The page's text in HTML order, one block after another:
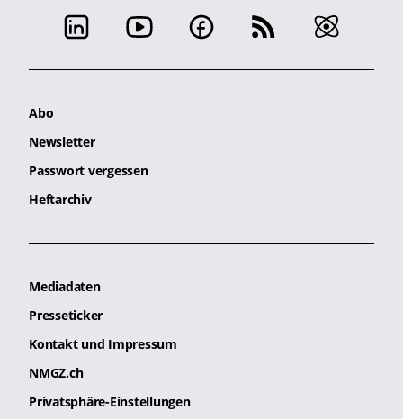
Abo
Newsletter
Passwort vergessen
Heftarchiv
Mediadaten
Presseticker
Kontakt und Impressum
NMGZ.ch
Privatsphäre-Einstellungen